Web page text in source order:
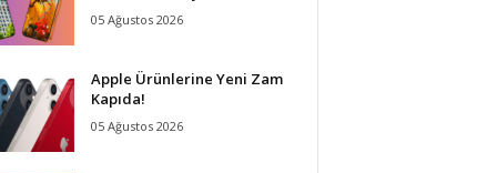
05 Ağustos 2026
Apple Ürünlerine Yeni Zam
Kapıda!
05 Ağustos 2026